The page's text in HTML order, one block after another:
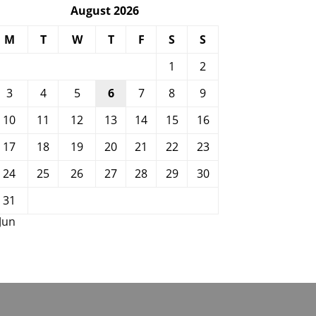
August 2026
M
T W T F S
S
1
2
3
4 5 6 7 8
9
10
11 12 13 14 15
16
17
18 19 20 21 22
23
24
25 26 27 28 29
30
31